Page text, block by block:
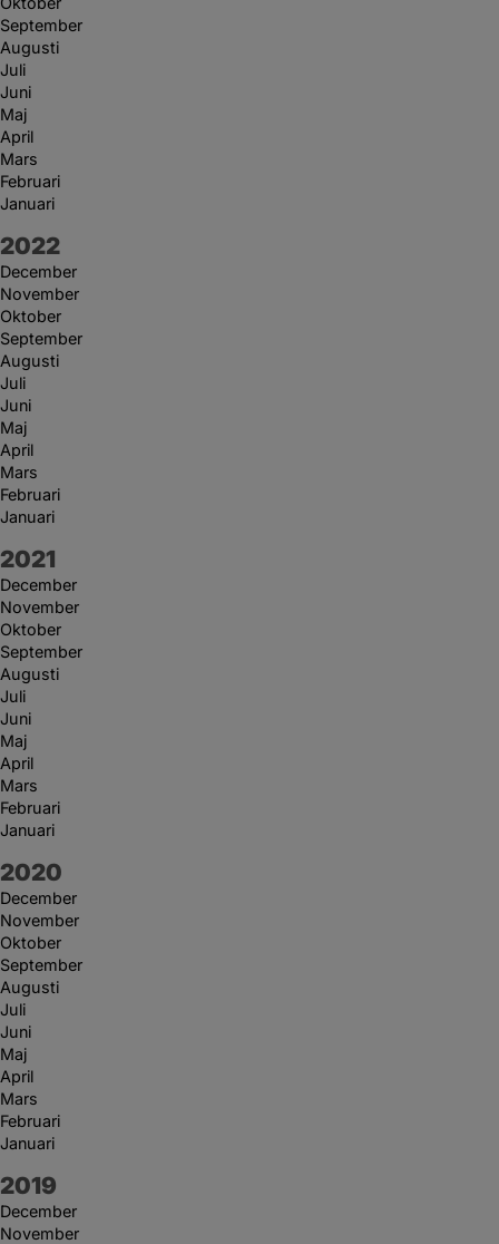
September
Augusti
Juli
Juni
Maj
April
Mars
Februari
Januari
År:
2022
December
November
Oktober
September
Augusti
Juli
Juni
Maj
April
Mars
Februari
Januari
År:
2021
December
November
Oktober
September
Augusti
Juli
Juni
Maj
April
Mars
Februari
Januari
År:
2020
December
November
Oktober
September
Augusti
Juli
Juni
Maj
April
Mars
Februari
Januari
År:
2019
December
November